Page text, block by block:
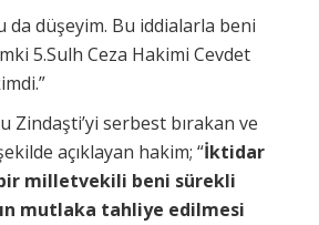
düşeyim. Bu iddialarla beni
5.Sulh Ceza Hakimi Cevdet
Zindaşti’yi serbest bırakan ve
açıklayan hakim; “İktidar
milletvekili beni sürekli
mutlaka tahliye edilmesi